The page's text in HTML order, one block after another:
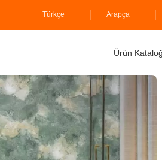
Türkçe Arapça
Ürün